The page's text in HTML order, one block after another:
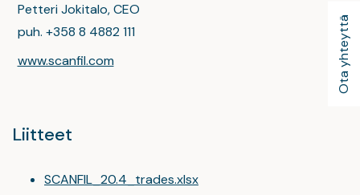
Ota yhteyttä
Petteri Jokitalo, CEO
puh. +358 8 4882 111
www.scanfil.com
Liitteet
SCANFIL_20.4_trades.xlsx